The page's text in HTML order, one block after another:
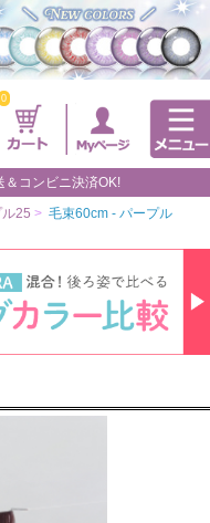
0
＆コンビニ決済OK!
25 > 毛束60cm - パープル